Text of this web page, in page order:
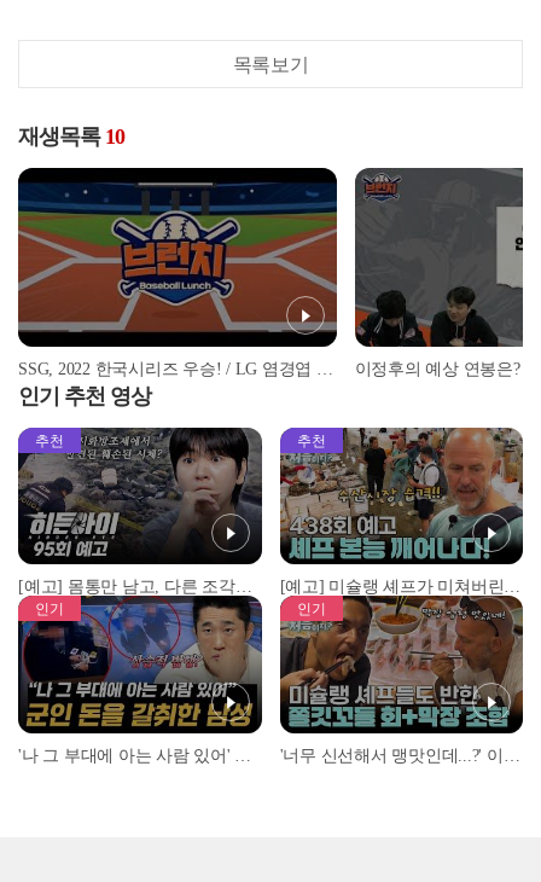
목록보기
재생목록 10
SSG, 2022 한국시리즈 우승! / LG 염경엽 사단 구성은?
인기 추천 영상
추천
[예고] 몸통만 남고, 다른 조각은 어디에..? 시화호에서 드러난 충격적인 토막 살인사건!
추천
[예고] 미슐랭 셰프가 미쳐버린 이유! 본능이 깨어난 사건은?
인기 인기